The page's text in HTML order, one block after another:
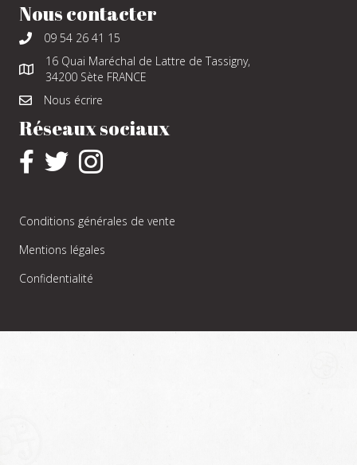
Nous contacter
09 54 26 41 15
16 Quai Maréchal de Lattre de Tassigny,
34200 Sète FRANCE
Nous écrire
Réseaux sociaux
Conditions générales de vente
Mentions légales
Confidentialité